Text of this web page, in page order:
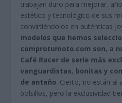
trabajan duro para mejorar,
estético y tecnológico de sus
convirtiéndolos en auténticas
modelos que hemos
comprotumoto.com son, a
Café Racer de serie más
vanguardistas, bonitas y
de antaño. Cierto, no están al
bolsillos, pero la exclusividad